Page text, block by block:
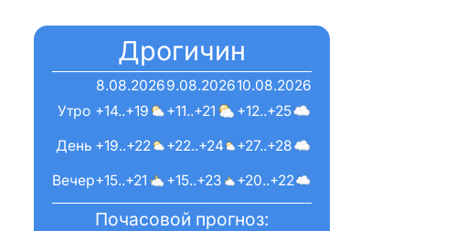
Дрогичин
8.08.2026
+14..+19
+19..+22
+15..+21
9.08.2026
+11..+21
+22..+24
+15..+23
10.08.2026
+12..+25
+27..+28
+20..+22
Вечер
День
Утро
Почасовой прогноз: